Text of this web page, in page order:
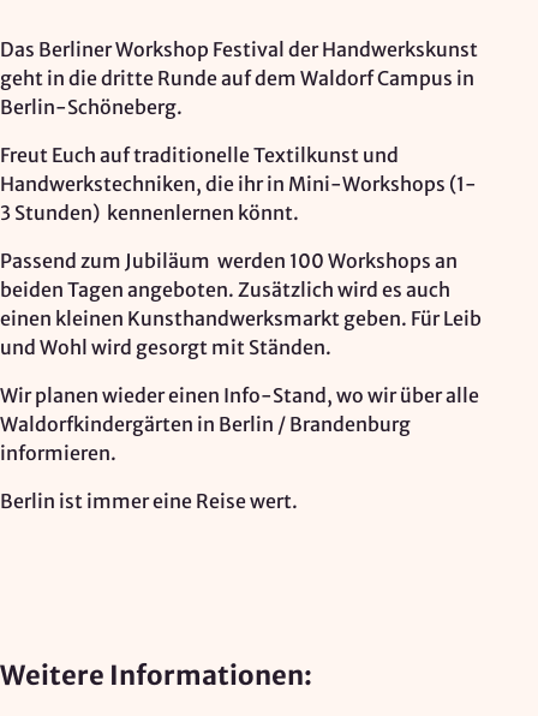
Das Berliner Workshop Festival der Handwerkskunst
geht in die dritte Runde auf dem Waldorf Campus in
Berlin-Schöneberg.
Freut Euch auf traditionelle Textilkunst und
Handwerkstechniken, die ihr in Mini-Workshops (1-
3 Stunden) kennenlernen könnt.
Passend zum Jubiläum werden 100 Workshops an
beiden Tagen angeboten. Zusätzlich wird es auch
einen kleinen Kunsthandwerksmarkt geben. Für Leib
und Wohl wird gesorgt mit Ständen.
Wir planen wieder einen Info-Stand, wo wir über alle
Waldorfkindergärten in Berlin / Brandenburg
informieren.
Berlin ist immer eine Reise wert.
Weitere Informationen:
TYPO3-Cookies, sowie Funktionen zur
Adresssuche über
Google Places
Google Places Autocomplete
Anbieter:
Google Ireland Ltd.
Adresssuche, Geokoordinaten
Rechtsgrundlage: Art. 6 Abs. 1 lit. f DSGVO
Drittlandübermittlung: möglich
OPTIONAL
Videos von Vimeo oder optionale zusätzliche